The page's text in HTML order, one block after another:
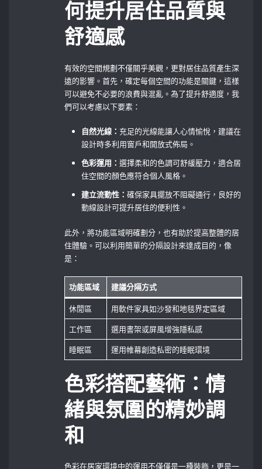
何提升居住品質與
舒適感
有效的空間規劃不僅關乎美觀，更對居住品質產生深
遠的影響。首先，確定每個空間的功能是關鍵，這樣
可以避免不必要的浪費與混亂。為了提升舒適度，我
們可以考慮以下要素：
自然光線：充足的光線能讓人心情愉悅，建議在
設計時多利用窗戶和開放式佈局。
色彩運用：選擇柔和的色調可舒緩壓力，適合居
住空間的顏色應符合個人風格。
建立流動性：確保家具擺放不阻礙通行，良好的
動線設計可提升居住的便利性。
此外，將功能區域明確劃分，也有助於提高整體的居
住體驗。可以利用簡單的分隔設計來達成目的，像
是：
功能區域 建議分隔方式
休閒區
用軟件家具如沙發和地毯界定區域
工作區
選用書架或屏風增強隱私感
睡眠區
運用帷幕創造私密的睡眠環境
色彩搭配藝術：情
緒與氛圍的精妙調
和
色彩在居家環境中的運用不僅僅是一種裝飾，更是一